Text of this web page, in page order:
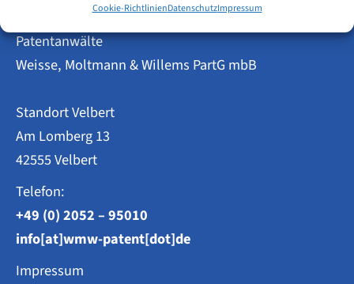
Cookie-RichtlinienDatenschutzImpressum
Entwicklung
im
Überblick
Patentanwälte
Weisse, Moltmann & Willems PartG mbB
Standort Velbert
Am Lomberg 13
42555 Velbert
Telefon:
+49 (0) 2052 – 95010
info[at]wmw-patent[dot]de
Impressum